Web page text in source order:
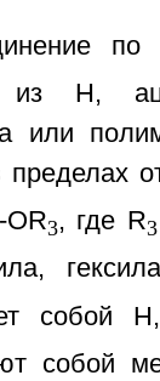
по
из Н,
или
пределах
3, где R3
собой
собой